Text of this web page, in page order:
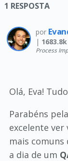
1 RESPOSTA
por
| 1683.8k
Process
Olá, Eva!
Parabéns
excelente
mais
a dia de um